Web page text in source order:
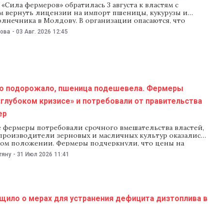
фермеров» обратилась 3 августа к властям с
вернуть лицензии на импорт пшеницы, кукурузы и
в Молдову. В организации опасаются, что
компании начнут импортировать сельхозпродукцию из
в последнюю неделю наблюдается обвал цен на зерно.
- 03 Авг. 2026 12:45
подорожало, пшеница подешевела. Фермеры
кризисе» и потребовали от правительства
потребовали срочного вмешательства властей,
зерновых и масличных культур оказались
положении. Фермеры подчеркнули, что цены на
и удобрения выросли, а закупочные цены на пшеницу
аграриев, они больше не могут покрывать
- 31 Июл 2026 11:41
о мерах для устранения дефицита дизтоплива в